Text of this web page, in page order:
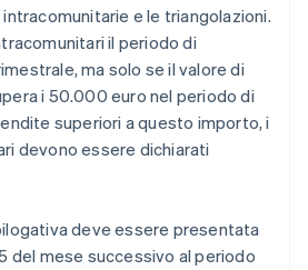
e le triangolazioni.
il periodo di
ma solo se il valore di
i 50.000 euro nel periodo di
superiori a questo importo, i
devono essere dichiarati
deve essere presentata
del mese successivo al periodo